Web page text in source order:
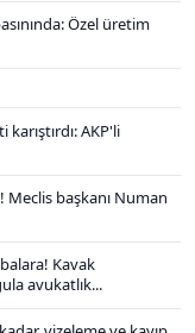
Özel üretim
AKP'li
Meclis başkanı Numan
Kavak
avukatlık...